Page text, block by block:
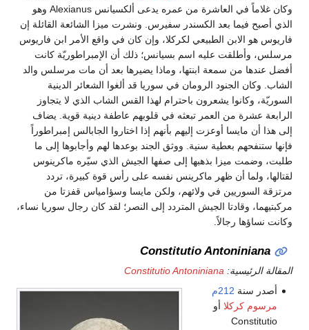
وكان غلاماً في العاشرة من عمره يدعى ألكسيانس Alexianus وهو
الذي أصبح فيما بعد الكسندر سفيرس. ونشرت ميزا الشائعة القائلة إن
فاريوس هو الابن الطبيعي لكركلا، وإن كان في واقع الأمر ابن فاريوس
مرسلس، وأطلقت عليه اسم بسيانس؛ ذلك أن الإمبراطوريّة كانت
أفضل عندها من سمعة ابنتها، وماذا يضيرها بعد أن مات مرسلس والد
الشاب. وكان الجنود الرومان في سوريا قد ألغوا الشعائر الدينية
السوريّة، وكانوا يشعرون باحترام لهذا القس الشاب الذي لا يتجاوز
الرابعة عشرة من العمر تبعثه في قلوبهم عاطفة دينية قوية. يضاف
إلى هذا أن مايسا أوعزت إليهم بأنهم إذا اختاروا الجابالس إمبراطوراً
فإنها ستنفحهم بعطية سنية. ووثق الجند بوعدها لهم وأجابوها إلى ما
طلبت، وضمت ميزا بذهبها إلى صفها الجيش الذي سيّره ماكرينوس
لقتالها، ولما أن ظهر ماكرينس نفسه على رأس قوة كبيرة، تردد
مرتزقة السوريين في ولائهم، ولكن مايسا وسؤامياس قفزتا من
مركبتيهما، وقادتا الجيش المتردد إلى النصر؛ لقد كان رجال سوريا نساء،
وكانت نساؤها رجالاً.
Constitutio Antoniniana
المقالة الرئيسية: Constitutio Antoniniana
أصدر سنة 212م
مرسوم كركلا أو
Constitutio